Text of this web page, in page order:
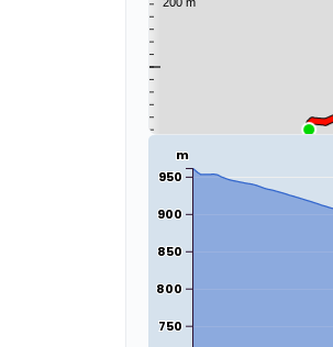
750
800
850
900
950
m